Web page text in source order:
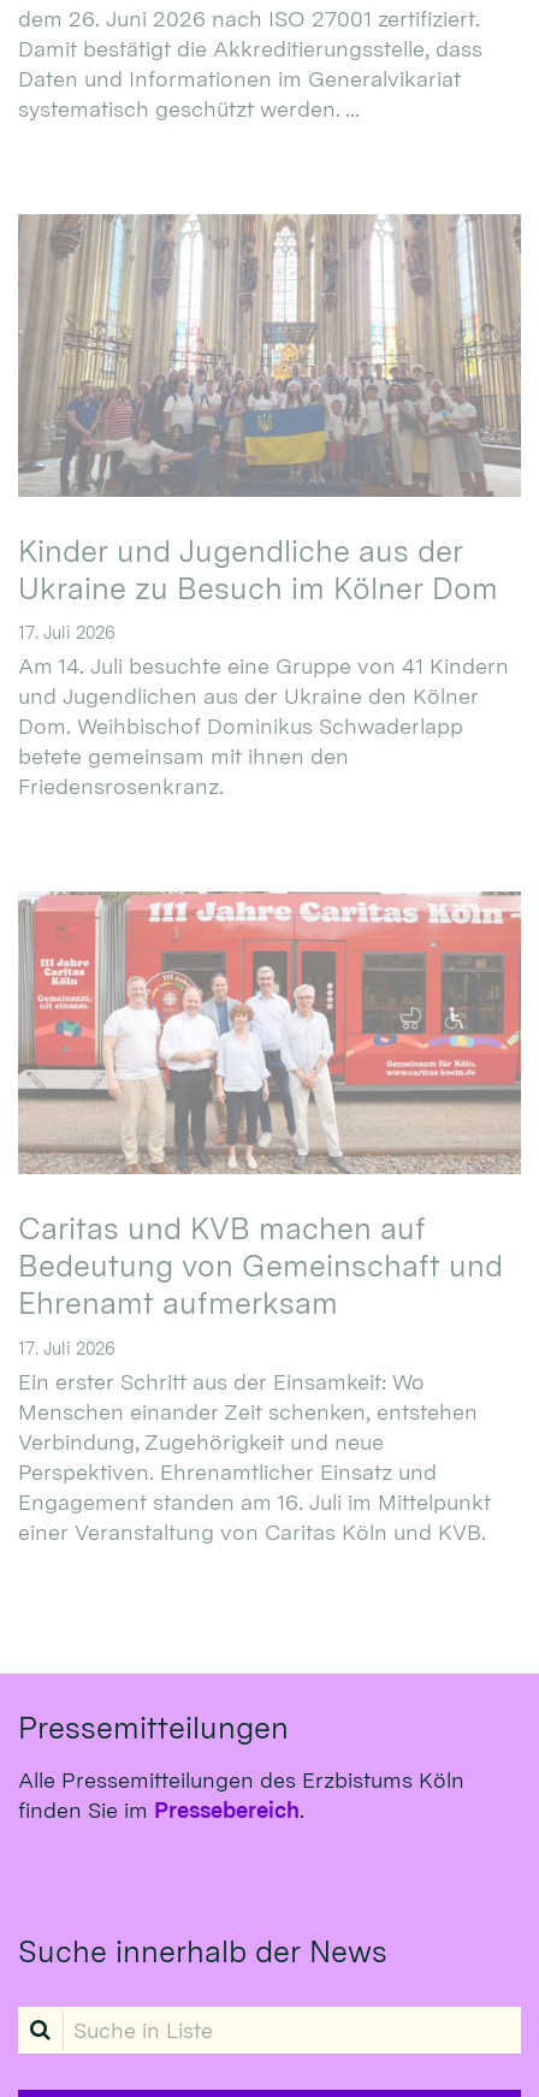
dem 26. Juni 2026 nach ISO 27001 zertifiziert.
Damit bestätigt die Akkreditierungsstelle, dass
Daten und Informationen im Generalvikariat
systematisch geschützt werden. ...
Kinder und Jugendliche aus der
Ukraine zu Besuch im Kölner Dom
17. Juli 2026
Am 14. Juli besuchte eine Gruppe von 41 Kindern
und Jugendlichen aus der Ukraine den Kölner
Dom. Weihbischof Dominikus Schwaderlapp
betete gemeinsam mit ihnen den
Friedensrosenkranz.
Caritas und KVB machen auf
Bedeutung von Gemeinschaft und
Ehrenamt aufmerksam
17. Juli 2026
Ein erster Schritt aus der Einsamkeit: Wo
Menschen einander Zeit schenken, entstehen
Verbindung, Zugehörigkeit und neue
Perspektiven. Ehrenamtlicher Einsatz und
Engagement standen am 16. Juli im Mittelpunkt
einer Veranstaltung von Caritas Köln und KVB.
Pressemitteilungen
Alle Pressemitteilungen des Erzbistums Köln
finden Sie im Pressebereich.
Suche innerhalb der News
Suche in Liste